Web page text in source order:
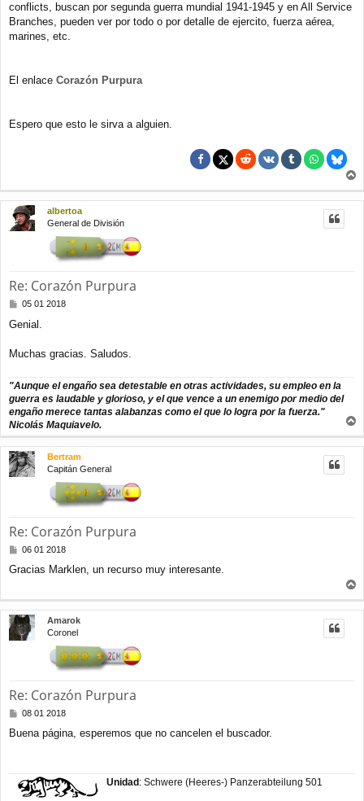
conflicts, buscan por segunda guerra mundial 1941-1945 y en All Service
Branches, pueden ver por todo o por detalle de ejercito, fuerza aérea,
marines, etc.
El enlace Corazón Purpura
Espero que esto le sirva a alguien.
r
r
albertoa
General de División
Re: Corazón Purpura
M
n
a
05 01 2018
Genial.
Muchas gracias. Saludos.
"Aunque el engaño sea detestable en otras actividades, su empleo en la
guerra es laudable y glorioso, y el que vence a un enemigo por medio del
engaño merece tantas alabanzas como el que lo logra por la fuerza."
Nicolás Maquiavelo.
r
r
Bertram
Capitán General
Re: Corazón Purpura
M
n
a
j
e
06 01 2018
Gracias Marklen, un recurso muy interesante.
r
r
Amarok
Coronel
Re: Corazón Purpura
M
n
e
08 01 2018
Buena página, esperemos que no cancelen el buscador.
Unidad : Schwere (Heeres-) Panzerabteilung 501